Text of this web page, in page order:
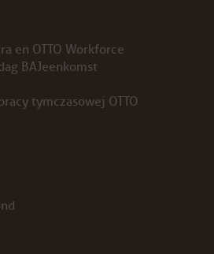
en OTTO Workforce
BAJeenkomst
tymczasowej OTTO